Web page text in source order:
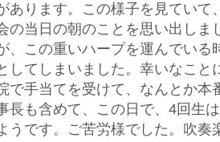
あります。この様子を見ていて
の当日の朝のことを思い出しま
、この重いハープを運んでいる
してしまいました。幸いなこと
で手当てを受けて、なんとか本
長も含めて、この日で、4回生
うです。ご苦労様でした。吹奏